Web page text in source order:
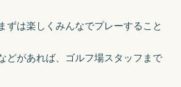
ずは楽しくみんなでプレーすること
どがあれば、ゴルフ場スタッフまで